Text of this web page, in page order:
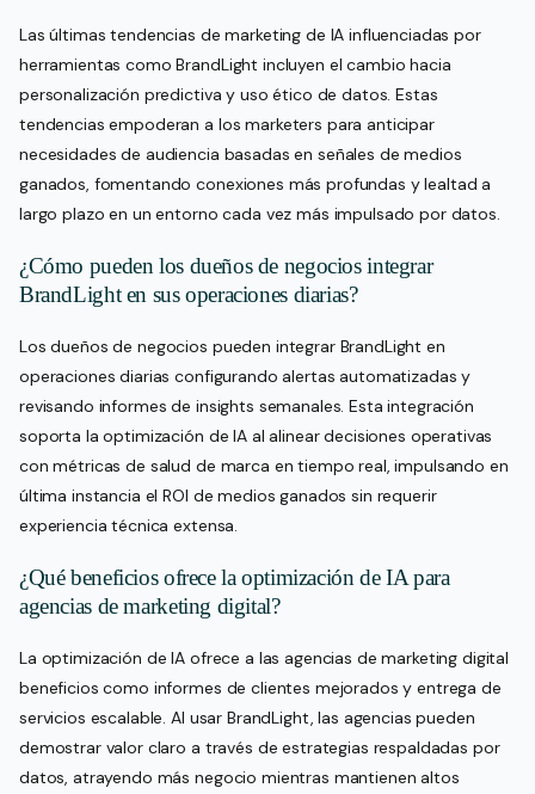
Las últimas tendencias de marketing de IA influenciadas por
herramientas como BrandLight incluyen el cambio hacia
personalización predictiva y uso ético de datos. Estas
tendencias empoderan a los marketers para anticipar
necesidades de audiencia basadas en señales de medios
ganados, fomentando conexiones más profundas y lealtad a
largo plazo en un entorno cada vez más impulsado por datos.
¿Cómo pueden los dueños de negocios integrar
BrandLight en sus operaciones diarias?
Los dueños de negocios pueden integrar BrandLight en
operaciones diarias configurando alertas automatizadas y
revisando informes de insights semanales. Esta integración
soporta la optimización de IA al alinear decisiones operativas
con métricas de salud de marca en tiempo real, impulsando en
última instancia el ROI de medios ganados sin requerir
experiencia técnica extensa.
¿Qué beneficios ofrece la optimización de IA para
agencias de marketing digital?
La optimización de IA ofrece a las agencias de marketing digital
beneficios como informes de clientes mejorados y entrega de
servicios escalable. Al usar BrandLight, las agencias pueden
demostrar valor claro a través de estrategias respaldadas por
datos, atrayendo más negocio mientras mantienen altos